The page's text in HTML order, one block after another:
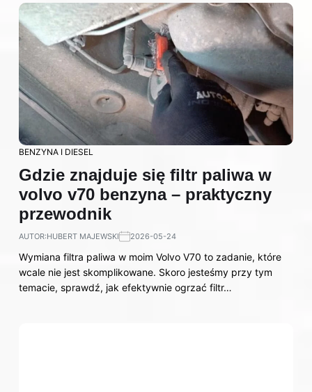
BENZYNA I DIESEL
Gdzie znajduje się filtr paliwa w
volvo v70 benzyna – praktyczny
przewodnik
AUTOR:HUBERT MAJEWSKI 2026-05-24
Wymiana filtra paliwa w moim Volvo V70 to zadanie, które
wcale nie jest skomplikowane. Skoro jesteśmy przy tym
temacie, sprawdź, jak efektywnie ogrzać filtr…